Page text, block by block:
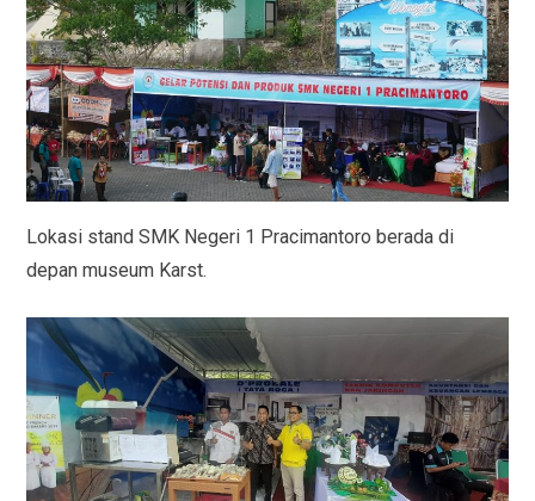
Lokasi stand SMK Negeri 1 Pracimantoro berada di
depan museum Karst.